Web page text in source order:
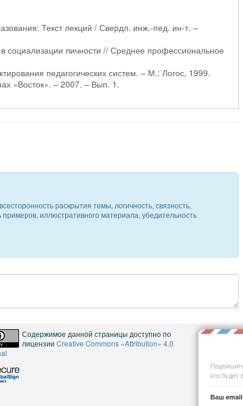
Текст лекций / Свердл. инж.-пед. ин-т. –
личности // Среднее профессиональное
педагогических систем. – М.: Логос, 1999.
«Восток». – 2007. – Вып. 1.
раскрытия темы, логичность, связность,
примеров, иллюстративного материала, убедительность
Содержимое данной страницы доступно по
лицензии Creative Commons «Attribution» 4.0
кто будет
Ваш